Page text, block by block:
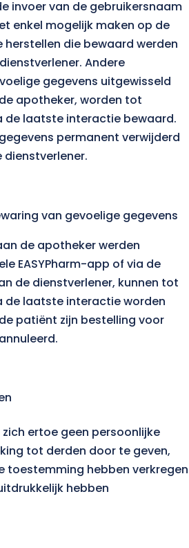
invoer van de gebruikersnaam
enkel mogelijk maken op de
die bewaard werden
Andere
gegevens uitgewisseld
apotheker, worden tot
de laatste interactie bewaard.
permanent verwijderd
dienstverlener.
van gevoelige gegevens
de apotheker werden
EASYPharm-app of via de
de dienstverlener, kunnen tot
de laatste interactie worden
patiënt zijn bestelling voor
ertoe geen persoonlijke
tot derden door te geven,
toestemming hebben verkregen
hebben